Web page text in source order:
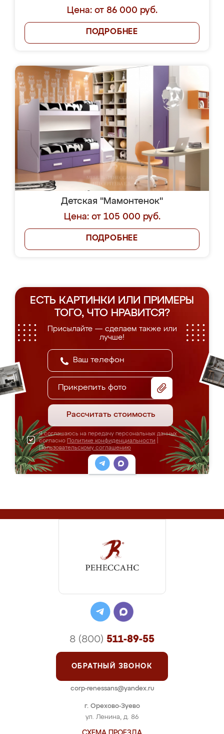
Цена: от 86 000 руб.
ПОДРОБНЕЕ
Детская "Мамонтенок"
Цена: от 105 000 руб.
ПОДРОБНЕЕ
ЕСТЬ КАРТИНКИ ИЛИ ПРИМЕРЫ
ТОГО, ЧТО НРАВИТСЯ?
Присылайте — сделаем также или
лучше!
Прикрепить фото
Рассчитать стоимость
Я соглашаюсь на передачу персональных данных
согласно Политике конфиденциальности
Пользовательскому соглашению
г. Орехово-Зуево
ул. Ленина, д. 86
8 (800) 511-89-55
ОБРАТНЫЙ ЗВОНОК
corp-renessans@yandex.ru